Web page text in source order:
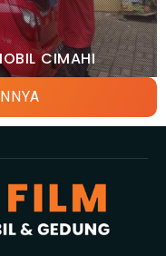
CIMAHI